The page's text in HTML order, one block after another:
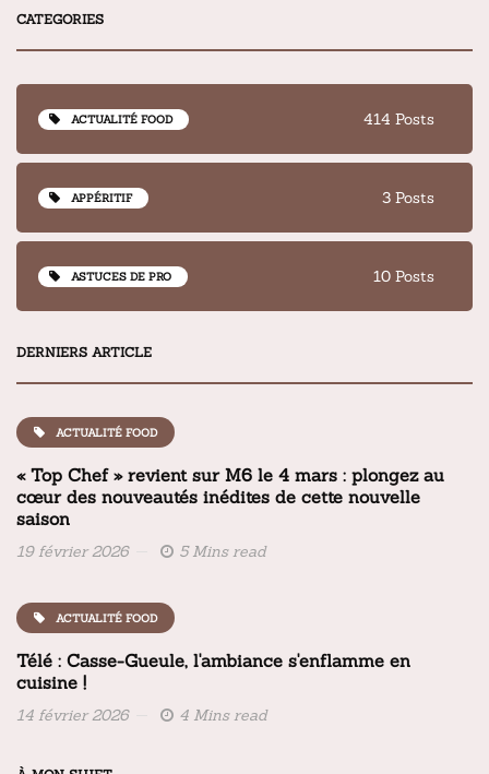
CATEGORIES
ACTUALITÉ FOOD 414 Posts
APPÉRITIF 3 Posts
ASTUCES DE PRO 10 Posts
DERNIERS ARTICLE
ACTUALITÉ FOOD
« Top Chef » revient sur M6 le 4 mars : plongez au
cœur des nouveautés inédites de cette nouvelle
saison
19 février 2026 5 Mins read
ACTUALITÉ FOOD
Télé : Casse-Gueule, l'ambiance s'enflamme en
cuisine !
14 février 2026 4 Mins read